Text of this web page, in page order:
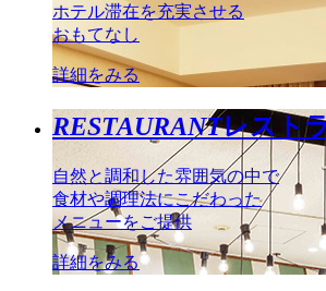
ホテル滞在を充実させる
おもてなし
詳細をみる
RESTAURANTレスト
自然と調和した雰囲気の中で
食材や調理法にこだわった
メニューをご提供
詳細をみる